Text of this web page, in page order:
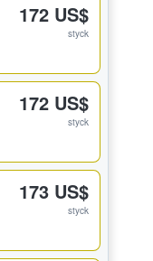
172 US$
styck
172 US$
styck
173 US$
styck